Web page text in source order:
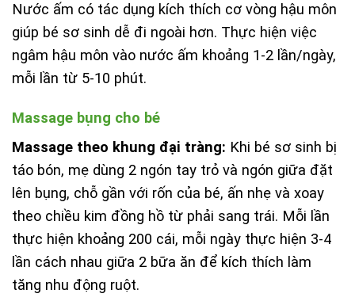
Nước ấm có tác dụng kích thích cơ vòng hậu môn
giúp bé sơ sinh dễ đi ngoài hơn. Thực hiện việc
ngâm hậu môn vào nước ấm khoảng 1-2 lần/ngày,
mỗi lần từ 5-10 phút.
Massage bụng cho bé
Massage theo khung đại tràng: Khi bé sơ sinh bị
táo bón, mẹ dùng 2 ngón tay trỏ và ngón giữa đặt
lên bụng, chỗ gần với rốn của bé, ấn nhẹ và xoay
theo chiều kim đồng hồ từ phải sang trái. Mỗi lần
thực hiện khoảng 200 cái, mỗi ngày thực hiện 3-4
lần cách nhau giữa 2 bữa ăn để kích thích làm
tăng nhu động ruột.